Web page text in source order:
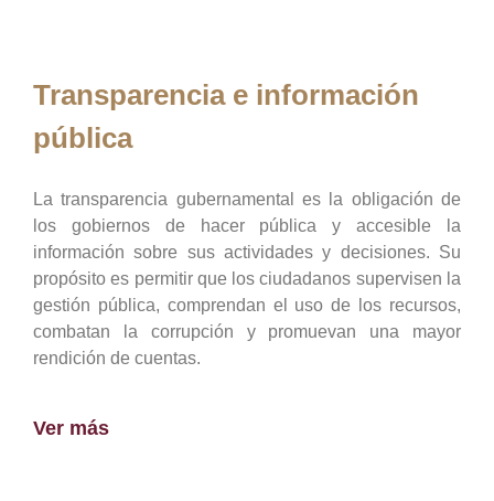
Transparencia e información
pública
La transparencia gubernamental es la obligación de
los gobiernos de hacer pública y accesible la
información sobre sus actividades y decisiones. Su
propósito es permitir que los ciudadanos supervisen la
gestión pública, comprendan el uso de los recursos,
combatan la corrupción y promuevan una mayor
rendición de cuentas.
Ver más